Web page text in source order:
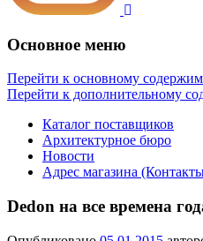
Основное меню
Перейти к основному
Перейти к дополнительному
Каталог поставщиков
Архитектурное бюро
Новости
Адрес магазина
Dedon на все времена